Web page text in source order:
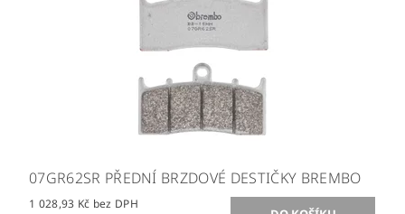
07GR62SR PŘEDNÍ BRZDOVÉ DESTIČKY BREMBO
1 028,93 Kč bez DPH